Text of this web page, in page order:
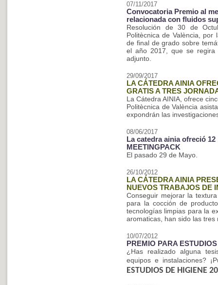
07/11/2017
Convocatoria Premio al
relacionada con fluidos
Resolución de 30 de
Politècnica de València,
de final de grado sobre
el año 2017, que se
adjunto.
29/09/2017
LA CÁTEDRA AINIA
GRATIS A TRES
La Cátedra AINIA, ofrece
Politècnica de València
expondrán las
08/06/2017
La catedra ainia ofreció
MEETINGPACK
El pasado 29 de Mayo.
26/10/2012
LA CÁTEDRA AINIA
NUEVOS TRABAJOS DE
Conseguir mejorar la
para la cocción de
tecnologías limpias para la
aromaticas, han sido las
10/07/2012
PREMIO PARA
¿Has realizado alguna
equipos e instalaciones?
ESTUDIOS DE HIGIENE